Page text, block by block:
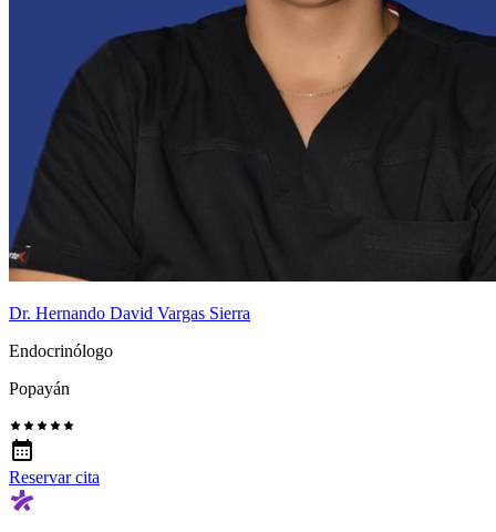
Dr. Hernando David Vargas Sierra
Endocrinólogo
Popayán
Reservar cita